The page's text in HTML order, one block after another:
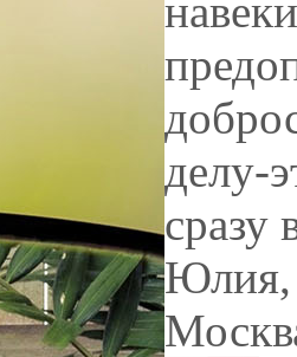
делу-
сразу
Юлия,